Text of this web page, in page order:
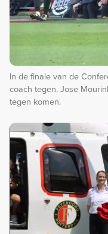
In de finale van de
coach tegen. Jose
tegen komen.